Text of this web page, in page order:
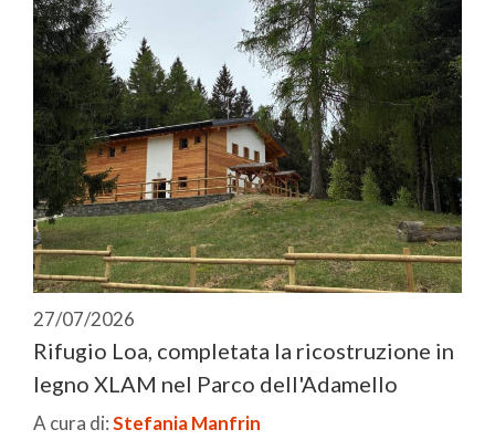
27/07/2026
Rifugio Loa, completata la ricostruzione in
legno XLAM nel Parco dell'Adamello
A cura di:Stefania Manfrin